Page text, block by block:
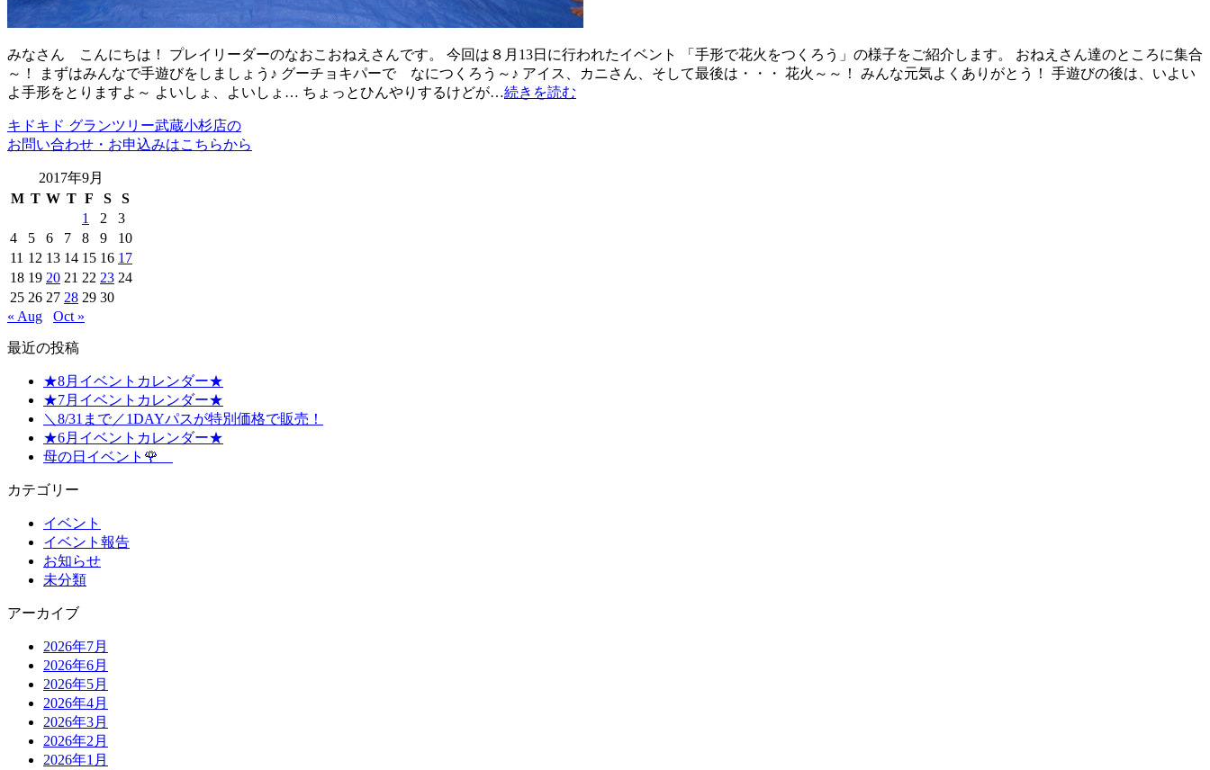
みなさん こんにちは！ プレイリーダーのなおこおねえさんです。 今回は８月13日に行われたイベント 「手形で花火をつくろう」の様子をご紹介します。 おねえさん達のところに集合
～！ まずはみんなで手遊びをしましょう♪ グーチョキパーで なにつくろう～♪ アイス、カニさん、そして最後は・・・ 花火～～！ みんな元気よくありがとう！ 手遊びの後は、いよい
よ手形をとりますよ～ よいしょ、よいしょ… ちょっとひんやりするけどが…続きを読む
キドキド グランツリー武蔵小杉店の
お問い合わせ・お申込みはこちらから
2017年9月
M T W T F S
S
1
2
3
4
5 6 7 8 9
10
11 12 13 14 15 16 17
18 19 20 21 22 23 24
25 26 27 28 29 30
« Aug
Oct »
最近の投稿
★8月イベントカレンダー★
★7月イベントカレンダー★
＼8/31まで／1DAYパスが特別価格で販売！
★6月イベントカレンダー★
母の日イベント🌹
カテゴリー
イベント
イベント報告
お知らせ
未分類
アーカイブ
2026年7月
2026年6月
2026年5月
2026年4月
2026年3月
2026年2月
2026年1月